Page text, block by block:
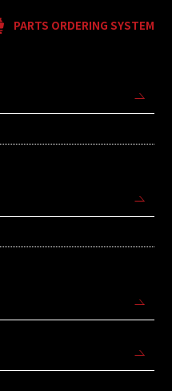
PARTS ORDERING SYSTEM